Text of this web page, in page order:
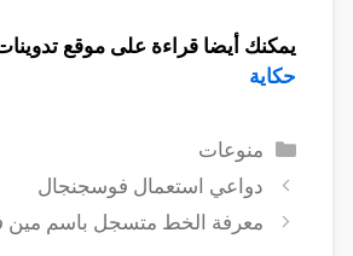
يمكنك أيضا قراءة على موقع
حكاية
التصنيفات
منوعات
دواعي استعمال فوسجنجال
معرفة الخط متسجل باسم مين